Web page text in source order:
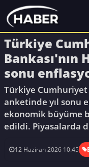
Türkiye
Bankası'nın
sonu
Türkiye Cumhuriyet
anketinde yıl sonu
ekonomik büyüme
edildi. Piyasalarda
12 Haziran 2026 10:45